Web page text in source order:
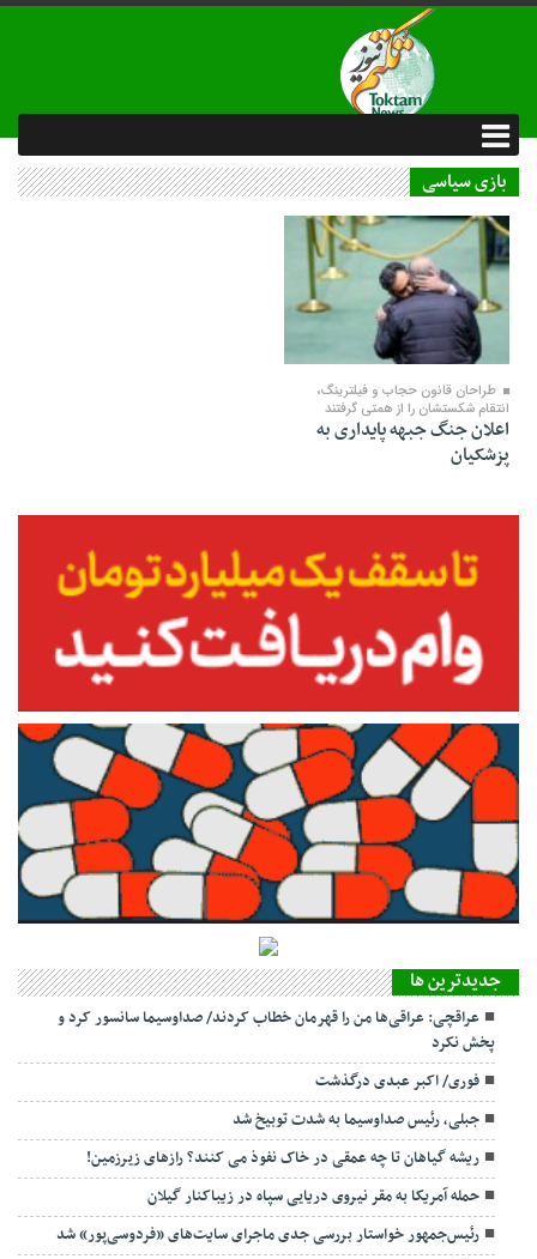
بازی سیاسی
13 اسفند 1403
طراحان قانون حجاب و فیلترینگ،
انتقام شکستشان را از همتی گرفتند
اعلان جنگ جبهه پایداری به
پزشکیان
جديدترين ها
عراقچی: عراقی‌ها من را قهرمان خطاب کردند/ صداوسیما سانسور کرد و
پخش نکرد
فوری/ اکبر عبدی درگذشت
جبلی، رئیس صداوسیما به شدت توبیخ شد
ریشه گیاهان تا چه عمقی در خاک نفوذ می کنند؟ رازهای زیرزمین!
حمله آمریکا به مقر نیروی دریایی سپاه در زیباکنار گیلان
رئیس‌جمهور خواستار بررسی جدی ماجرای سایت‌های «فردوسی‌پور» شد